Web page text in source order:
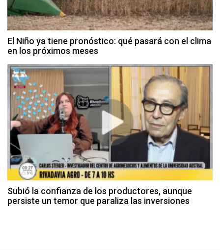
El Niño ya tiene pronóstico: qué pasará con el clima
en los próximos meses
Subió la confianza de los productores, aunque
persiste un temor que paraliza las inversiones